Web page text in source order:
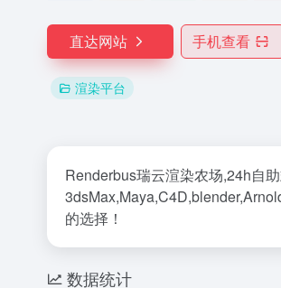
直达网站 手机查看
渲染平台
Renderbus瑞云渲染农场,24h自
的选择！
数据统计